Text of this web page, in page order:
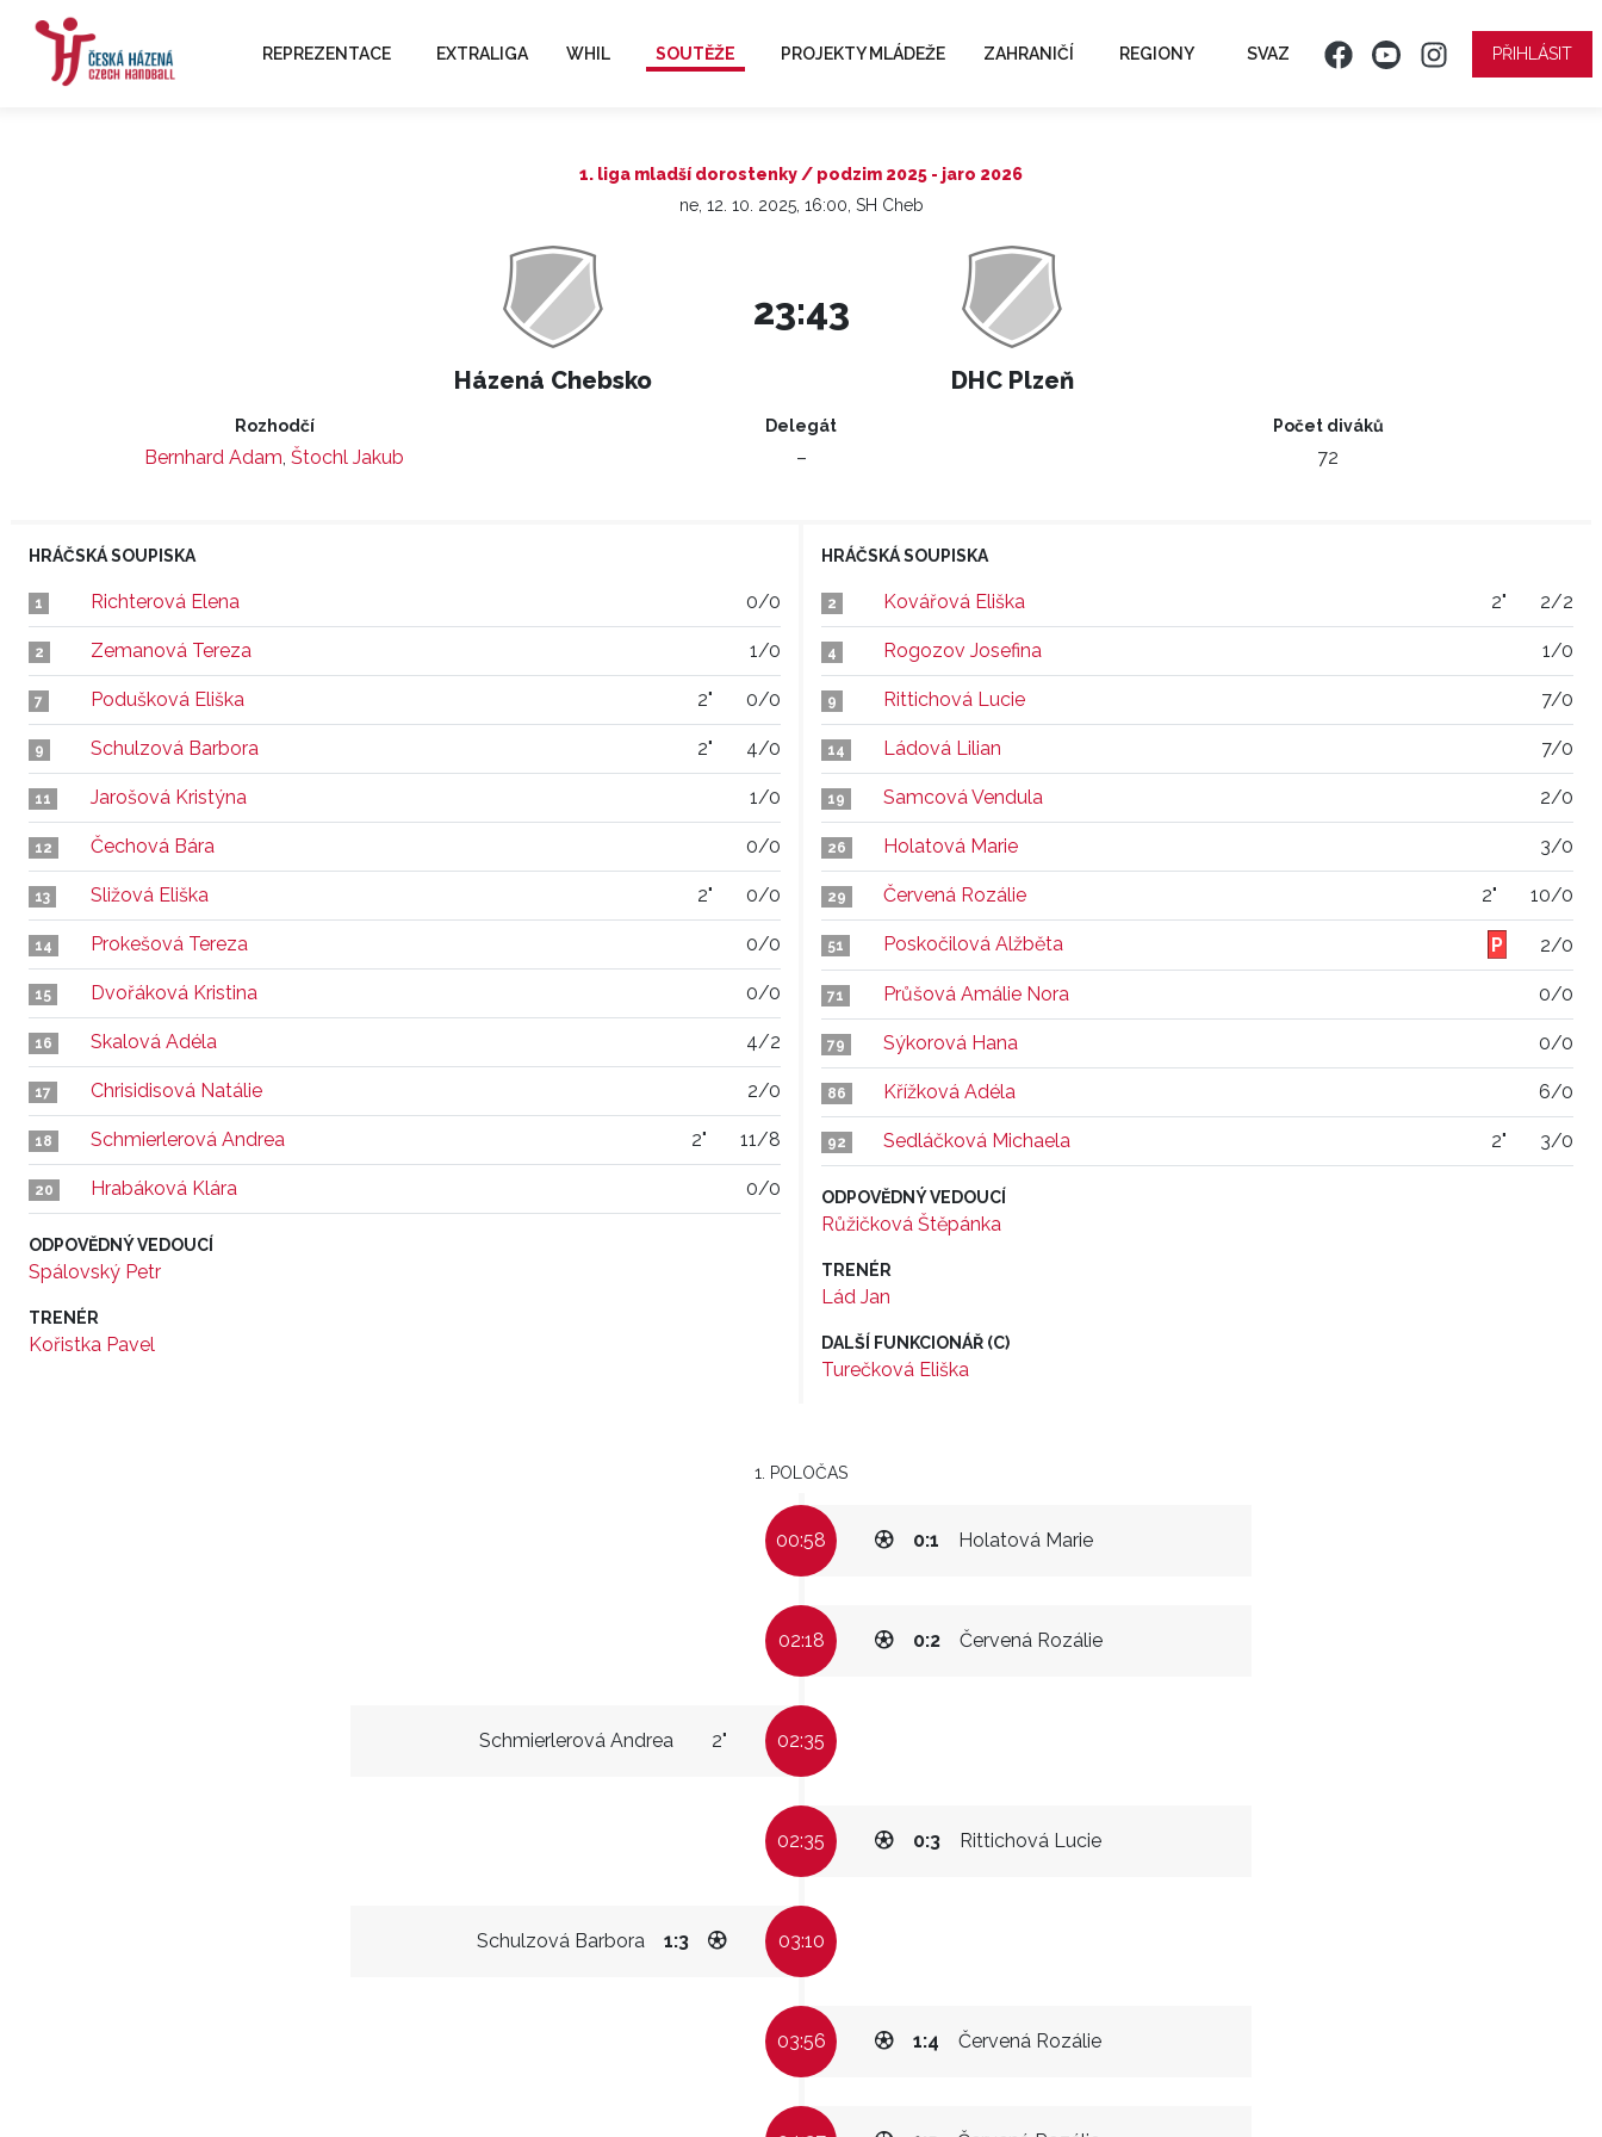
REPREZENTACE EXTRALIGA WHIL SOUTĚŽE PROJEKTY MLÁDEŽE ZAHRANIČÍ REGIONY SVAZ PŘIHLÁSIT
1. liga mladší dorostenky / podzim 2025 - jaro 2026
ne, 12. 10. 2025, 16:00, SH Cheb
Házená Chebsko
23:43
DHC Plzeň
Rozhodčí
Bernhard Adam, Štochl Jakub
Delegát
–
Počet diváků
72
HRÁČSKÁ SOUPISKA
1 Richterová Elena 0/0
2 Zemanová Tereza 1/0
7 Podušková Eliška 2" 0/0
9 Schulzová Barbora 2" 4/0
11 Jarošová Kristýna 1/0
12 Čechová Bára 0/0
13 Sližová Eliška 2" 0/0
14 Prokešová Tereza 0/0
15 Dvořáková Kristina 0/0
16 Skalová Adéla 4/2
17 Chrisidisová Natálie 2/0
18 Schmierlerová Andrea 2" 11/8
20 Hrabáková Klára 0/0
ODPOVĚDNÝ VEDOUCÍ
Spálovský Petr
TRENÉR
Kořistka Pavel
HRÁČSKÁ SOUPISKA
2 Kovářová Eliška 2" 2/2
4 Rogozov Josefina 1/0
9 Rittichová Lucie 7/0
14 Ládová Lilian 7/0
19 Samcová Vendula 2/0
26 Holatová Marie 3/0
29 Červená Rozálie 2" 10/0
51 Poskočilová Alžběta 2/0
71 Průšová Amálie Nora 0/0
79 Sýkorová Hana 0/0
86 Křížková Adéla 6/0
92 Sedláčková Michaela 2" 3/0
ODPOVĚDNÝ VEDOUCÍ
Růžičková Štěpánka
TRENÉR
Lád Jan
DALŠÍ FUNKCIONÁŘ (C)
Turečková Eliška
1. POLOČAS
00:58 Holatová Marie
0:1
02:18 Červená Rozálie
0:2
Schmierlerová Andrea 2" 02:35
02:35 Rittichová Lucie
0:3
Schulzová Barbora 1:3 03:10
03:56 Červená Rozálie
1:4